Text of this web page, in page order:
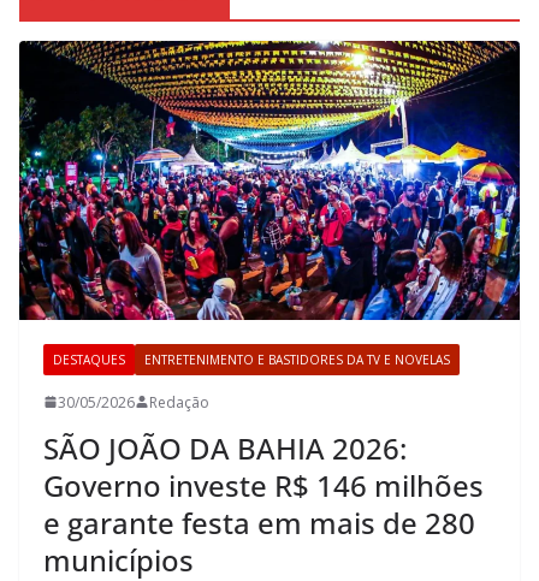
DESTAQUES ENTRETENIMENTO E BASTIDORES DA TV E NOVELAS
30/05/2026 Redação
SÃO JOÃO DA BAHIA 2026:
Governo investe R$ 146 milhões
e garante festa em mais de 280
municípios